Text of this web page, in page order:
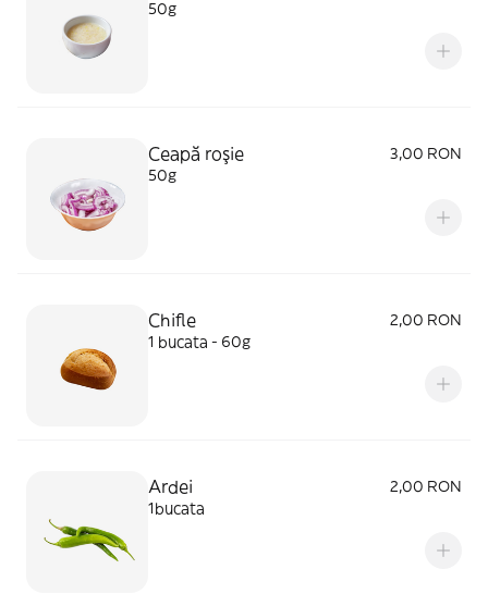
50g
Ceapă roşie
3,00 RON
50g
Chifle
2,00 RON
1 bucata - 60g
Ardei
2,00 RON
1bucata